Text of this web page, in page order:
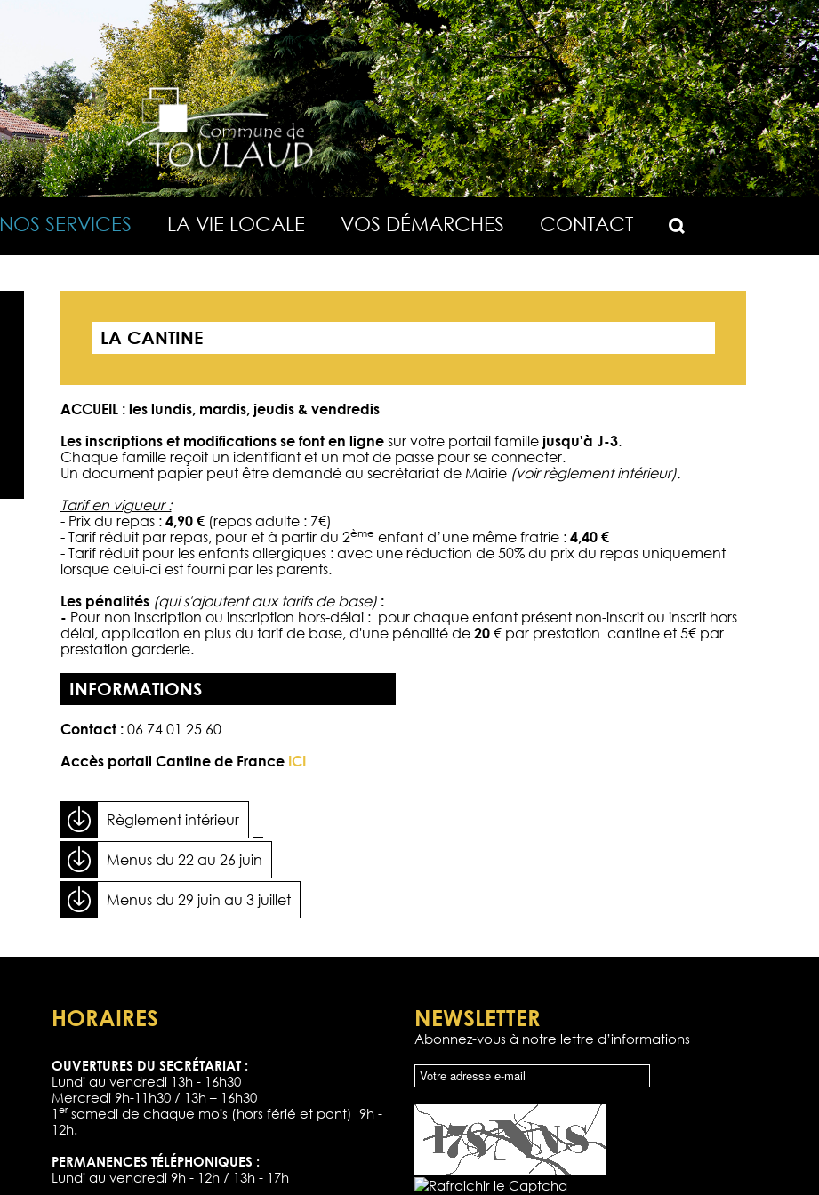
NOS SERVICES LA VIE LOCALE VOS DÉMARCHES CONTACT
LA CANTINE
ACCUEIL : les lundis, mardis, jeudis & vendredis
Les inscriptions et modifications se font en lignesur votre portail famille jusqu'à J-3.
Chaque famille reçoit un identifiant et un mot de passe pour se connecter.
Un document papier peut être demandé au secrétariat de Mairie (voir règlement intérieur).
Tarif en vigueur :
- Prix du repas : 4,90€(repas adulte : 7€)
- Tarif réduit par repas, pour et à partir du 2èmeenfant d’une même fratrie : 4,40 €
- Tarif réduit pour les enfants allergiques : avec une réduction de 50% du prix du repas uniquement
lorsque celui-ci est fourni par les parents.
Les pénalités (qui s'ajoutent aux tarifs de base):
- Pour non inscription ou inscription hors-délai : pour chaque enfant présent non-inscrit ou inscrit hors
délai, application en plus du tarif de base, d'une pénalité de 20€ par prestation cantine et 5€ par
prestation garderie.
INFORMATIONS
Contact :06 74 01 25 60
Accès portail Cantine de France ICI
Règlement intérieur
Menus du 22 au 26 juin
Menus du 29 juin au 3 juillet
HORAIRES
OUVERTURES DU SECRÉTARIAT :
Lundi au vendredi 13h - 16h30
Mercredi 9h-11h30 / 13h – 16h30
1 ersamedi de chaque mois (hors férié et pont) 9h -
12h.
PERMANENCES TÉLÉPHONIQUES :
Lundi au vendredi 9h - 12h / 13h - 17h
NEWSLETTER
Abonnez-vous à notre lettre d’informations